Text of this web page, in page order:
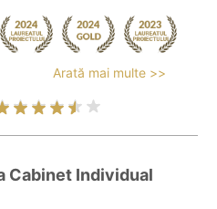
Arată mai multe >>
Cabinet Individual